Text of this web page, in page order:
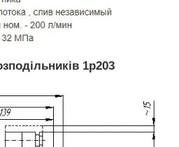
1р203